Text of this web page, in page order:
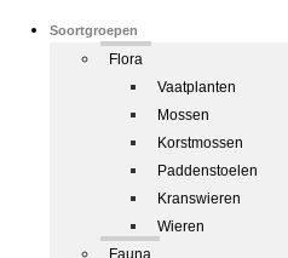
Soortgroepen
Flora
Vaatplanten
Mossen
Korstmossen
Paddenstoelen
Kranswieren
Wieren
Fauna